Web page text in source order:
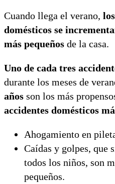
Cuando llega el verano,
domésticos se
más pequeños de la casa.
Uno de cada tres
durante los meses de
años son los más
accidentes domésticos
Ahogamiento en
Caídas y golpes, que
todos los niños, son
pequeños.